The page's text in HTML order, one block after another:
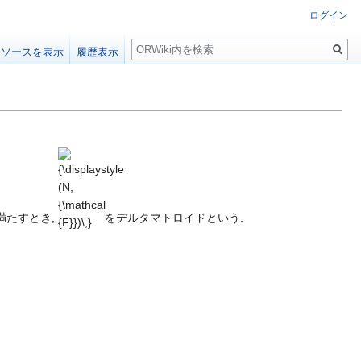
たすとき,
{\displaystyle
(N,{\mathcal
{F}})\,}
をデルタマトロイドという.
ログイン
ソースを表示 履歴表示
検
索